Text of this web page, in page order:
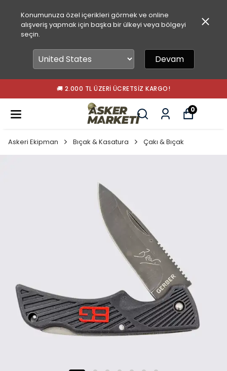
Konumunuza özel içerikleri görmek ve online
alışveriş yapmak için başka bir ülkeyi veya bölgeyi
seçin.
Devam
🚚 2.000 TL ÜZERI ÜCRETSIZ KARGO!
0
Askeri Ekipman Bıçak & Kasatura Çakı & Bıçak